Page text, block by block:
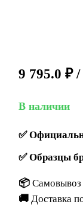
9 795.0 ₽
В наличии
✅
✅Образцы
📦 Самовывоз
🚚 Доставка